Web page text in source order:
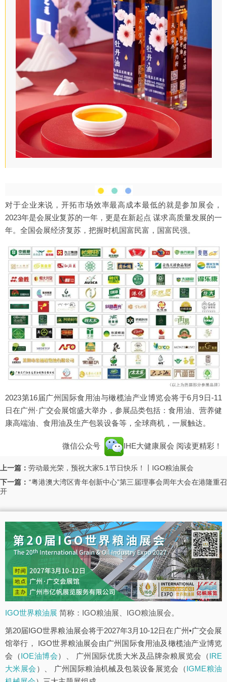
对于企业来说，开拓市场效率最高成本最低的就是参加展会，
2023年是会展业复苏的一年，更是在新起点 谋求高质量发展的一
年。全国会展经济复苏，把握时机国富民富，国富民强。
2023第16届广州国际食用油与橄榄油产业博览会将于6月9日-11
日在广州·广交会展馆盛大举办，参展品类包括：食用油、营养健
康高端油、食用油及生产包装设备等，全球商机，一展触达。
微信公众号 IHE大健康展会 阅读更精彩！
上一篇： 劳动最光荣，预祝大家5.1节日快乐！丨IGO粮油展会
下一篇： “粤港澳大湾区青年创新中心”第三届理事会周年大会在港隆重召
开
IGO世界粮油展 简称：IGO粮油展、IGO粮油展会。
第20届IGO世界粮油展会将于2027年3月10-12日在广州•广交会展
馆举行， IGO世界粮油展会由广州国际食用油及橄榄油产业博览
会（IOE油博会）、 广州国际优质大米及品牌杂粮展览会（IRE
大米展会 ）、 广州国际粮油机械及包装设备展览会（IGME粮油